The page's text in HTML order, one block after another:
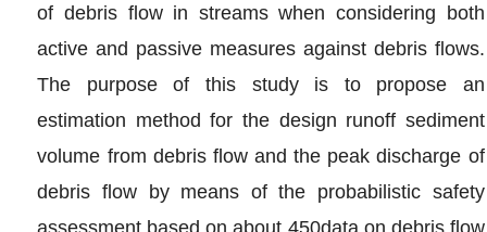
of debris flow in streams when considering both
active and passive measures against debris flows.
The purpose of this study is to propose an
estimation method for the design runoff sediment
volume from debris flow and the peak discharge of
debris flow by means of the probabilistic safety
assessment based on about 450data on debris flow